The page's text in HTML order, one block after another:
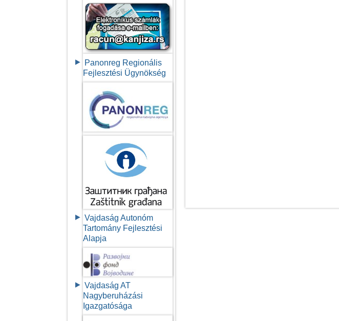
Panonreg Regionális
Fejlesztési Ügynökség
Vajdaság Autonóm
Tartomány Fejlesztési
Alapja
Vajdaság AT
Nagyberuházási
Igazgatósága